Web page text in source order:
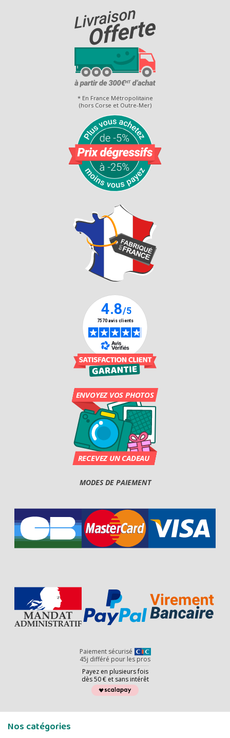
* En France Métropolitaine
(hors Corse et Outre-Mer)
MODES DE PAIEMENT
Paiement sécurisé
45j différé pour les pros
Payez en plusieurs fois
dès 50 € et sans intérêt
Nos catégories